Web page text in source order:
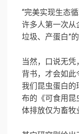
“完美实现生态
许多人第一次从
垃圾、产蛋白”
当然，口说无
背书，才会如
我们昆虫蛋白的
布的《可食用昆
体排放仅为畜牧